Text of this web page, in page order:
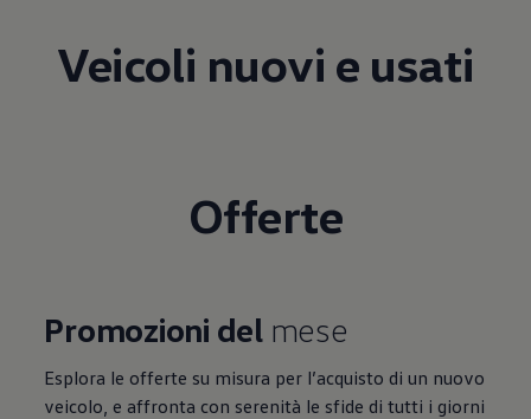
Veicoli nuovi e usati
Offerte
Promozioni del mese
Esplora le offerte su misura per l’acquisto di un nuovo
veicolo, e affronta con serenità le sfide di tutti i giorni